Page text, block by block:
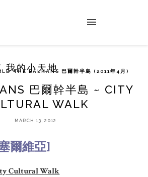
THE BALKANS 巴爾幹半島 (2011年4月)
巴爾幹半島 ~ CITY
WALK
MARCH 13, 2012
爾維亞]
Cultural Walk